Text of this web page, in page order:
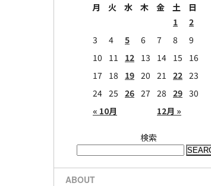
月
火 水 木 金 土 日
« 10月 12月 »
1
2
3
4 5 6 7 8
9
10
11 12 13 14 15
16
17
18 19 20 21 22 23
24 25 26 27 28 29 30
検索
ABOUT